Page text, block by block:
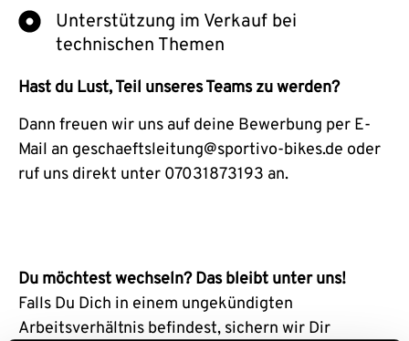
Unterstützung im Verkauf bei
technischen Themen
Hast du Lust, Teil unseres Teams zu werden?
Dann freuen wir uns auf deine Bewerbung per E-
Mail an geschaeftsleitung@sportivo-bikes.de oder
ruf uns direkt unter 07031873193 an.
Du möchtest wechseln? Das bleibt unter uns!
Falls Du Dich in einem ungekündigten
Arbeitsverhältnis befindest, sichern wir Dir